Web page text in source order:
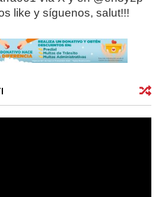
like y síguenos, salut!!!